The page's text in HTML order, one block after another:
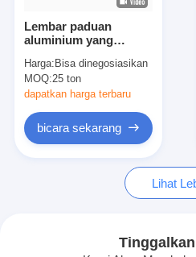
Lembaran Stainless Steel
Kumparan Baja Tahan Karat
Lembaran Baja Tahan Karat
Pipa Baja Tahan Karat 304
Pipa Stainless Steel 316L
Lembar paduan
aluminium yang
ukuran untuk
pembuatan dan proyek
teknik umum
Harga:Bisa dinegosiasikan
MOQ:25 ton
dapatkan harga terbaru
bicara sekarang
Lihat